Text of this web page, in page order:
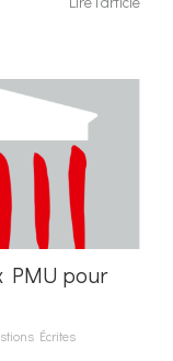
PMU pour
Écrites